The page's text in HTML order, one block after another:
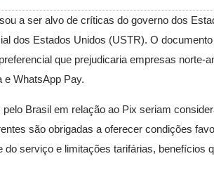
a ser alvo de críticas do governo dos
dos Estados Unidos (USTR). O
que prejudicaria empresas norte-
e WhatsApp Pay.
Brasil em relação ao Pix seriam
são obrigadas a oferecer condições
serviço e limitações tarifárias, benefícios